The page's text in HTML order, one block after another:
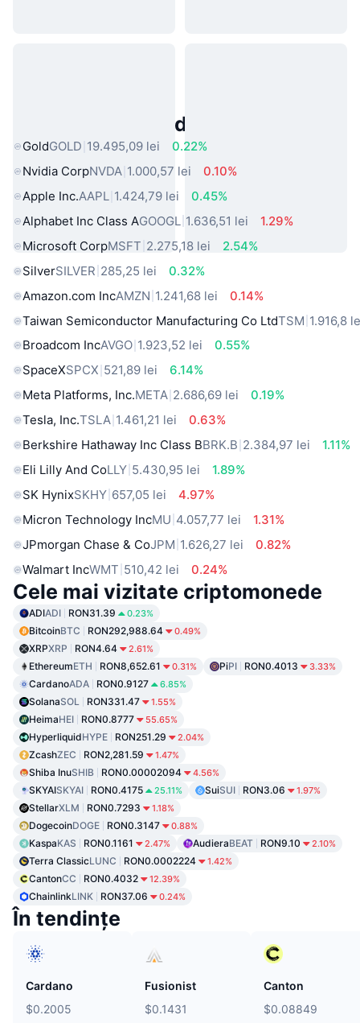
Active Populare din Lumea Reală
GoldGOLD 19.495,09 lei
0.22%
Nvidia CorpNVDA 1.000,57 lei
0.10%
Apple Inc.AAPL 1.424,79 lei
0.45%
Alphabet Inc Class AGOOGL 1.636,51 lei
1.29%
Microsoft CorpMSFT 2.275,18 lei
2.54%
SilverSILVER 285,25 lei
0.32%
Amazon.com IncAMZN 1.241,68 lei
0.14%
Taiwan Semiconductor Manufacturing Co LtdTSM 1.916,8
Broadcom IncAVGO 1.923,52 lei
0.55%
SpaceXSPCX 521,89 lei
6.14%
Meta Platforms, Inc.META 2.686,69 lei
0.19%
Tesla, Inc.TSLA 1.461,21 lei
0.63%
Berkshire Hathaway Inc Class BBRK.B 2.384,97 lei
1.11%
Eli Lilly And CoLLY 5.430,95 lei
1.89%
SK HynixSKHY 657,05 lei
4.97%
Micron Technology IncMU 4.057,77 lei
1.31%
JPmorgan Chase & CoJPM 1.626,27 lei
0.82%
Walmart IncWMT 510,42 lei 0.24%
Cele mai vizitate criptomonede
ADIADI RON31.39 0.23%
BitcoinBTC RON292,988.64 0.49%
XRPXRP RON4.64 2.61%
EthereumETH RON8,652.61 0.31% PiPI RON0.4013 3.33%
CardanoADA RON0.9127 6.85%
SolanaSOL RON331.47 1.55%
HeimaHEI RON0.8777 55.65%
HyperliquidHYPE RON251.29 2.04%
ZcashZEC RON2,281.59 1.47%
Shiba InuSHIB RON0.00002094 4.56%
SKYAISKYAI RON0.4175 25.11% SuiSUI RON3.06 1.97%
StellarXLM RON0.7293 1.18%
DogecoinDOGE RON0.3147 0.88%
KaspaKAS RON0.1161 2.47% AudieraBEAT RON9.10 2.10%
Terra ClassicLUNC RON0.0002224 1.42%
CantonCC RON0.4032 12.39%
ChainlinkLINK RON37.06 0.24%
În tendințe
Cardano
$0.2005
Fusionist
$0.1431
Canton
$0.08849